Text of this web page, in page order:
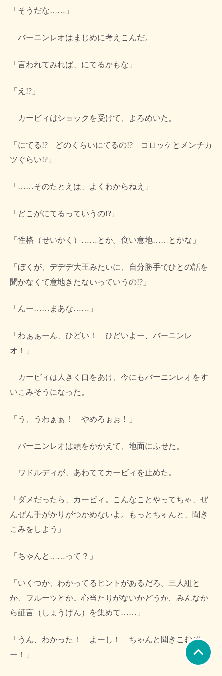
「そうだな……」
バーニンレオはまじめに考えこんだ。
「言われてみれば、にてるかもな」
「え!?」
カービィはショックを受けて、よろめいた。
「にてる!? どのくらいにてるの!? コロッケとメンチカ
ツぐらい!?」
「……そのたとえは、よくわからねえ」
「どこがにてるっていうの!?」
「性格（せいかく）……とか。食い意地……とかな」
「ぼくが、デデデ大王みたいに、自分勝手でひとの話を
聞かなくて意地きたないっていうの!?」
「んー……まあな……」
「わぁぁーん、ひどい！ ひどいよー、バーニンレ
オ！」
カービィは大きく口をあけ、今にもバーニンレオをす
いこみそうになった。
「う、うわぁぁ！ やめろぉぉ！」
バーニンレオは頭をかかえて、地面にふせた。
ワドルディが、あわててカービィを止めた。
「ダメだったら、カービィ。こんなことやってちゃ、ぜ
んぜん手がかりがつかめないよ。もっとちゃんと、聞き
こみをしよう」
「ちゃんと……って？」
「いくつか、わかってるヒントがあるだろ。三人組と
か、フルーツとか。心当たりがないかどうか、みんなか
ら証言（しょうげん）を集めて……」
「うん、わかった！ よーし！ ちゃんと聞きこむぞ
ー！」